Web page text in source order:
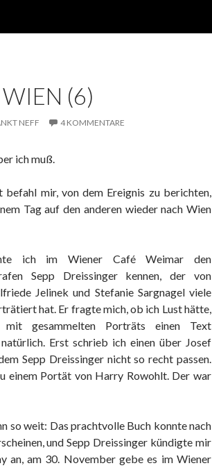
(6)
NEFF 4 KOMMENTARE
ich muß.
befahl mir, von dem Ereignis zu berichten,
Tag auf den anderen wieder nach Wien
ich im Wiener Café Weimar den
Sepp Dreissinger kennen, der von
Jelinek und Stefanie Sargnagel viele
hat. Er fragte mich, ob ich Lust hätte,
gesammelten Porträts einen Text
Erst schrieb ich einen über Josef
Sepp Dreissinger nicht so recht passen.
einem Portät von Harry Rowohlt. Der war
so weit: Das prachtvolle Buch konnte nach
und Sepp Dreissinger kündigte mir
an, am 30. November gebe es im Wiener